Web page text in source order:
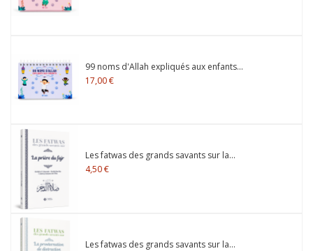
99 noms d'Allah expliqués aux enfants...
17,00 €
Les fatwas des grands savants sur la...
4,50 €
Les fatwas des grands savants sur la...